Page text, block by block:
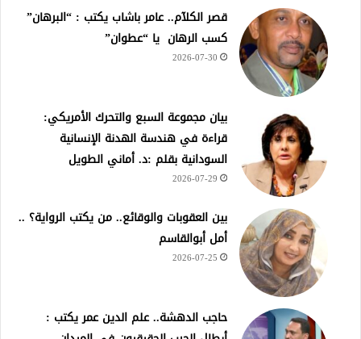
قصر الكلآم.. عامر باشاب يكتب : “البرهان”
كسب الرهان يا “عطوان”
2026-07-30
بيان مجموعة السبع والتحرك الأمريكي:
قراءة في هندسة الهدنة الإنسانية
السودانية بقلم :د. أماني الطويل
2026-07-29
بين العقوبات والوقائع.. من يكتب الرواية؟ ..
أمل أبوالقاسم
2026-07-25
حاجب الدهشة.. علم الدين عمر يكتب :